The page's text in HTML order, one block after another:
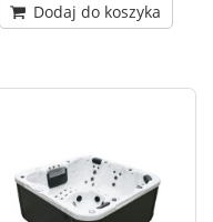
Dodaj do koszyka